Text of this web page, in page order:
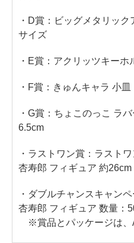
・D賞：ビッグメタリッ
サイズ
・E賞：アクリッツキー
・F賞：きゅんキャラ 小
・G賞：ちょこのっこ ラ
6.5cm
・ラストワン賞：ラスト
杏寿郎 フィギュア 約26cm
・ダブルチャンスキャン
杏寿郎 フィギュア 数量：
※賞品とパッケージは、